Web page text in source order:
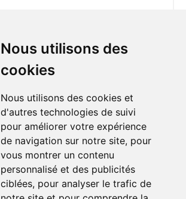
Nous utilisons des
cookies
Nous utilisons des cookies et
d'autres technologies de suivi
pour améliorer votre expérience
de navigation sur notre site, pour
vous montrer un contenu
personnalisé et des publicités
ciblées, pour analyser le trafic de
Suivez-nous sur Twitter
Rejoignez nos équipes